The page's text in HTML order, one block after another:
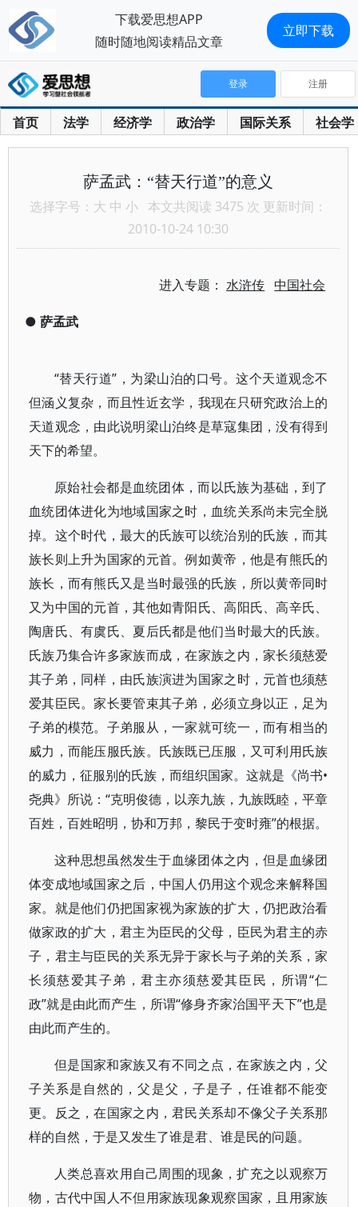
首页 法学 经济学 政治学 国际关系 社会学
登录 注册
萨孟武：“替天行道”的意义
选择字号： 大 中 小 本文共阅读 3475 次 更新时间：
2010-10-24 10:30
进入专题：水浒传 中国社会
● 萨孟武
“替天行道”，为梁山泊的口号。这个天道观念不
但涵义复杂，而且性近玄学，我现在只研究政治上的
天道观念，由此说明梁山泊终是草寇集团，没有得到
天下的希望。
原始社会都是血统团体，而以氏族为基础，到了
血统团体进化为地域国家之时，血统关系尚未完全脱
掉。这个时代，最大的氏族可以统治别的氏族，而其
族长则上升为国家的元首。例如黄帝，他是有熊氏的
族长，而有熊氏又是当时最强的氏族，所以黄帝同时
又为中国的元首，其他如青阳氏、高阳氏、高辛氏、
陶唐氏、有虞氏、夏后氏都是他们当时最大的氏族。
氏族乃集合许多家族而成，在家族之内，家长须慈爱
其子弟，同样，由氏族演进为国家之时，元首也须慈
爱其臣民。家长要管束其子弟，必须立身以正，足为
子弟的模范。子弟服从，一家就可统一，而有相当的
威力，而能压服氏族。氏族既已压服，又可利用氏族
的威力，征服别的氏族，而组织国家。这就是《尚书•
尧典》所说：“克明俊德，以亲九族，九族既睦，平章
百姓，百姓昭明，协和万邦，黎民于变时雍”的根据。
这种思想虽然发生于血缘团体之内，但是血缘团
体变成地域国家之后，中国人仍用这个观念来解释国
家。就是他们仍把国家视为家族的扩大，仍把政治看
做家政的扩大，君主为臣民的父母，臣民为君主的赤
子，君主与臣民的关系无异于家长与子弟的关系，家
长须慈爱其子弟，君主亦须慈爱其臣民，所谓“仁
政”就是由此而产生，所谓“修身齐家治国平天下”也是
由此而产生的。
但是国家和家族又有不同之点，在家族之内，父
子关系是自然的，父是父，子是子，任谁都不能变
更。反之，在国家之内，君民关系却不像父子关系那
样的自然，于是又发生了谁是君、谁是民的问题。
人类总喜欢用自己周围的现象，扩充之以观察万
物，古代中国人不但用家族现象观察国家，且用家族
下载爱思想APP
随时随地阅读精品文章
立即下载